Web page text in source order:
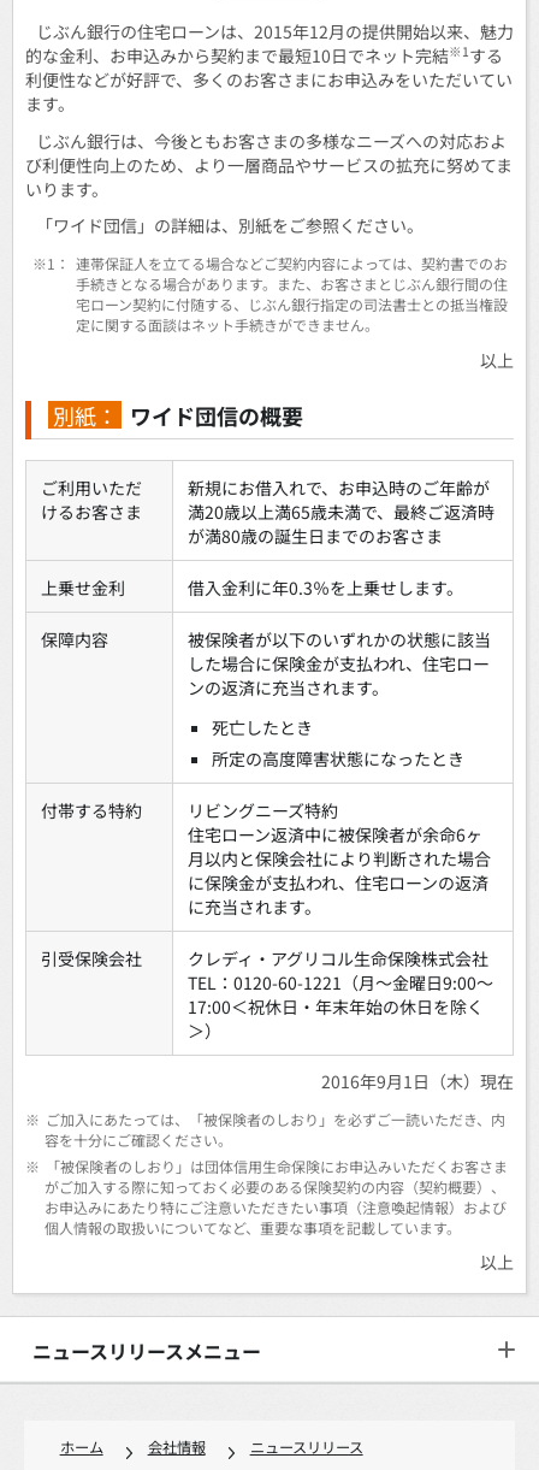
じぶん銀行の住宅ローンは、2015年12月の提供開始以来、魅力
的な金利、お申込みから契約まで最短10日でネット完結※1する
利便性などが好評で、多くのお客さまにお申込みをいただいてい
ます。
じぶん銀行は、今後ともお客さまの多様なニーズへの対応およ
び利便性向上のため、より一層商品やサービスの拡充に努めてま
いります。
「ワイド団信」の詳細は、別紙をご参照ください。
※1： 連帯保証人を立てる場合などご契約内容によっては、契約書でのお
手続きとなる場合があります。また、お客さまとじぶん銀行間の住
宅ローン契約に付随する、じぶん銀行指定の司法書士との抵当権設
定に関する面談はネット手続きができません。
以上
別紙： ワイド団信の概要
ご利用いただ
けるお客さま
新規にお借入れで、お申込時のご年齢が
満20歳以上満65歳未満で、最終ご返済時
が満80歳の誕生日までのお客さま
上乗せ金利 借入金利に年0.3％を上乗せします。
保障内容
被保険者が以下のいずれかの状態に該当
した場合に保険金が支払われ、住宅ロー
ンの返済に充当されます。
死亡したとき
所定の高度障害状態になったとき
付帯する特約
リビングニーズ特約
住宅ローン返済中に被保険者が余命6ヶ
月以内と保険会社により判断された場合
に保険金が支払われ、住宅ローンの返済
に充当されます。
引受保険会社
クレディ・アグリコル生命保険株式会社
TEL：0120-60-1221（月～金曜日9:00～
17:00＜祝休日・年末年始の休日を除く
＞）
2016年9月1日（木）現在
※ ご加入にあたっては、「被保険者のしおり」を必ずご一読いただき、内
容を十分にご確認ください。
※
「被保険者のしおり」は団体信用生命保険にお申込みいただくお客さま
がご加入する際に知っておく必要のある保険契約の内容（契約概要）、
お申込みにあたり特にご注意いただきたい事項（注意喚起情報）および
個人情報の取扱いについてなど、重要な事項を記載しています。
以上
ニュースリリースメニュー
ホーム 会社情報
ニュースリリース